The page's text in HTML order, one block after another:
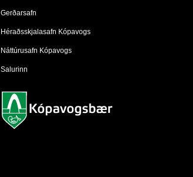
Gerðarsafn
Héraðsskjalasafn Kópavogs
Náttúrusafn Kópavogs
Salurinn